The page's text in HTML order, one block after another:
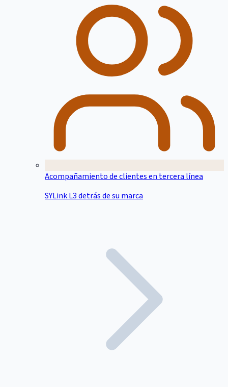
Acompañamiento de clientes en tercera línea
SYLink L3 detrás de su marca